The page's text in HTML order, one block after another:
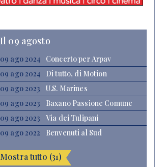
Il 09 agosto
09 ago 2024
Concerto per Arpav
09 ago 2024
Di tutto, di Motion
09 ago 2023
U.S. Marines
09 ago 2023
Baxano Passione Comune
09 ago 2023
Via dei Tulipani
09 ago 2022
Benvenuti al Sud
Mostra tutto (31)